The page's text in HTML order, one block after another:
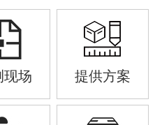
场 提供方案